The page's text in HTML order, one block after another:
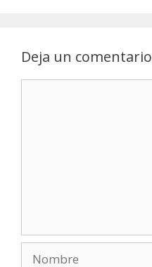
Deja un comentario